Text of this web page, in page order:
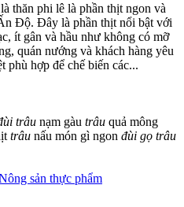
thăn phi lê là phần thịt ngon và
Độ. Đây là phần thịt nổi bật với
ít gân và hầu như không có mỡ
quán nướng và khách hàng yêu
phù hợp để chế biến các...
trâu nạm gàu trâu quả mông
trâu nấu món gì ngon đùi gọ trâu
sản thực phẩm